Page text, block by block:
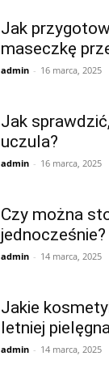
Jak
maseczkę
admin - 16 marca, 2025
Jak
uczula?
admin - 16 marca, 2025
Czy można
jednocześnie?
admin - 14 marca, 2025
Jakie
letniej
admin - 14 marca, 2025